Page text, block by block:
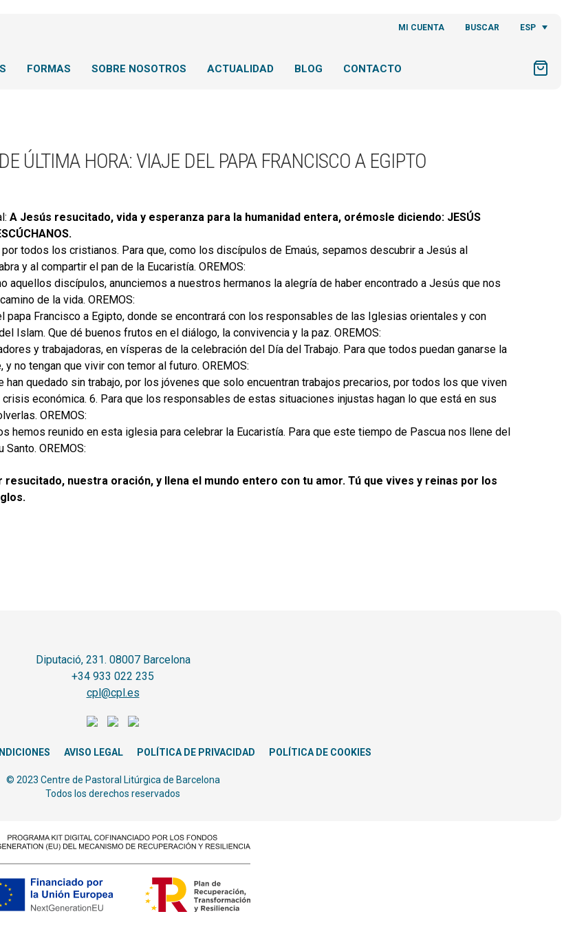
MI CUENTA BUSCAR ESP
FORMAS SOBRE NOSOTROS ACTUALIDAD BLOG CONTACTO
ÚLTIMA HORA: VIAJE DEL PAPA FRANCISCO A EGIPTO
A Jesús resucitado, vida y esperanza para la humanidad entera, orémosle diciendo: JESÚS
todos los cristianos. Para que, como los discípulos de Emaús, sepamos descubrir a Jesús al
y al compartir el pan de la Eucaristía. OREMOS:
aquellos discípulos, anunciemos a nuestros hermanos la alegría de haber encontrado a Jesús que nos
de la vida. OREMOS:
papa Francisco a Egipto, donde se encontrará con los responsables de las Iglesias orientales y con
Islam. Que dé buenos frutos en el diálogo, la convivencia y la paz. OREMOS:
y trabajadoras, en vísperas de la celebración del Día del Trabajo. Para que todos puedan ganarse la
y no tengan que vivir con temor al futuro. OREMOS:
han quedado sin trabajo, por los jóvenes que solo encuentran trabajos precarios, por todos los que viven
crisis económica. 6. Para que los responsables de estas situaciones injustas hagan lo que está en sus
OREMOS:
hemos reunido en esta iglesia para celebrar la Eucaristía. Para que este tiempo de Pascua nos llene del
OREMOS:
resucitado, nuestra oración, y llena el mundo entero con tu amor. Tú que vives y reinas por los
Diputació, 231. 08007 Barcelona
+34 933 022 235
cpl@cpl.es
AVISO LEGAL POLÍTICA DE PRIVACIDAD POLÍTICA DE COOKIES
© 2023 Centre de Pastoral Litúrgica de Barcelona
Todos los derechos reservados